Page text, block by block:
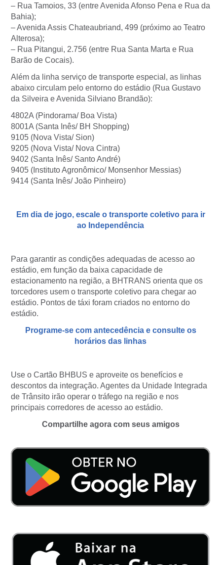
– Rua Tamoios, 33 (entre Avenida Afonso Pena e Rua da
Bahia);
– Avenida Assis Chateaubriand, 499 (próximo ao Teatro
Alterosa);
– Rua Pitangui, 2.756 (entre Rua Santa Marta e Rua
Barão de Cocais).
Além da linha serviço de transporte especial, as linhas
abaixo circulam pelo entorno do estádio (Rua Gustavo
da Silveira e Avenida Silviano Brandão):
4802A (Pindorama/ Boa Vista)
8001A (Santa Inês/ BH Shopping)
9105 (Nova Vista/ Sion)
9205 (Nova Vista/ Nova Cintra)
9402 (Santa Inês/ Santo André)
9405 (Instituto Agronômico/ Monsenhor Messias)
9414 (Santa Inês/ João Pinheiro)
Em dia de jogo, escale o transporte coletivo para ir
ao Independência
Para garantir as condições adequadas de acesso ao
estádio, em função da baixa capacidade de
estacionamento na região, a BHTRANS orienta que os
torcedores usem o transporte coletivo para chegar ao
estádio. Pontos de táxi foram criados no entorno do
estádio.
Programe-se com antecedência e consulte os
horários das linhas
Use o Cartão BHBUS e aproveite os benefícios e
descontos da integração. Agentes da Unidade Integrada
de Trânsito irão operar o tráfego na região e nos
principais corredores de acesso ao estádio.
Compartilhe agora com seus amigos